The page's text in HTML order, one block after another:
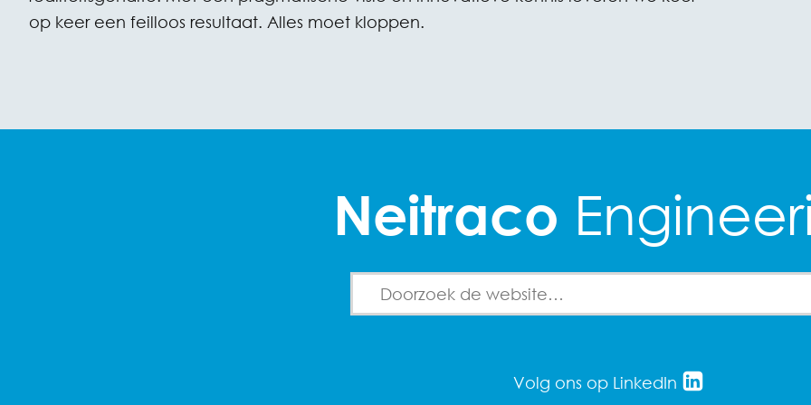
op keer een feilloos resultaat. Alles moet kloppen.
Neitraco
Search for:
Volg ons op LinkedIn